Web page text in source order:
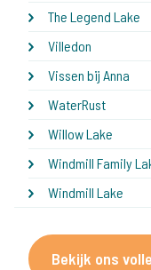
The Legend Lake
Villedon
Vissen bij Anna
WaterRust
Willow Lake
Windmill Family
Windmill Lake
Bekijk ons